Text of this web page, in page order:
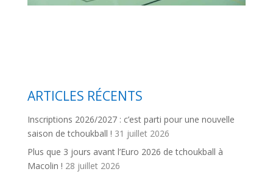
ARTICLES RÉCENTS
Inscriptions 2026/2027 : c’est parti pour une nouvelle
saison de tchoukball ! 31 juillet 2026
Plus que 3 jours avant l’Euro 2026 de tchoukball à
Macolin ! 28 juillet 2026